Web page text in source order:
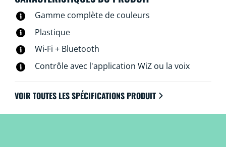
Gamme complète de couleurs
Plastique
Wi-Fi + Bluetooth
Contrôle avec l'application WiZ ou la voix
VOIR TOUTES LES SPÉCIFICATIONS PRODUIT